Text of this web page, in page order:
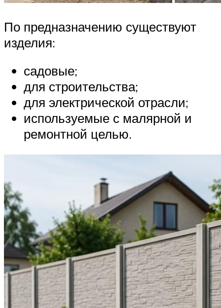
По предназначению существуют
изделия:
садовые;
для строительства;
для электрической отрасли;
используемые с малярной и
ремонтной целью.